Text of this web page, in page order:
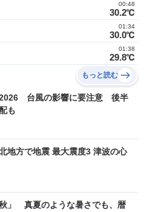
30.2℃
00:48
30.0℃
01:34
29.8℃
01:38
もっと読む
2026 台風の影響に要注意 後半
も
地方で地震 最大震度3 津波の心
」 真夏のような暑さでも、暦